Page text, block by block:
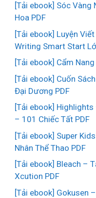
[Tải ebook] Sóc Vàng
Hoa PDF
[Tải ebook] Luyện
Writing Smart Start
[Tải ebook] Cẩm
[Tải ebook] Cuốn
Đại Dương PDF
[Tải ebook]
– 101 Chiếc Tất PDF
[Tải ebook] Super
Nhân Thể Thao PDF
[Tải ebook] Bleach –
Xcution PDF
[Tải ebook] Gokusen